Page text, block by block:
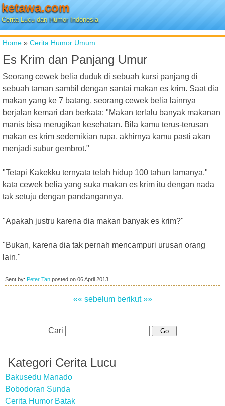
ketawa.com
Cerita Lucu dan Humor Indonesia
Home » Cerita Humor Umum
Es Krim dan Panjang Umur
Seorang cewek belia duduk di sebuah kursi panjang di
sebuah taman sambil dengan santai makan es krim. Saat dia
makan yang ke 7 batang, seorang cewek belia lainnya
berjalan kemari dan berkata: "Makan terlalu banyak makanan
manis bisa merugikan kesehatan. Bila kamu terus-terusan
makan es krim sedemikian rupa, akhirnya kamu pasti akan
menjadi subur gembrot."
"Tetapi Kakekku ternyata telah hidup 100 tahun lamanya."
kata cewek belia yang suka makan es krim itu dengan nada
tak setuju dengan pandangannya.
"Apakah justru karena dia makan banyak es krim?"
"Bukan, karena dia tak pernah mencampuri urusan orang
lain."
Sent by: Peter Tan posted on 06 April 2013
«« sebelum berikut »»
Cari
Kategori Cerita Lucu
Bakusedu Manado
Bobodoran Sunda
Cerita Humor Batak